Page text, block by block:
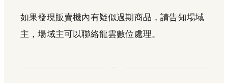
如果發現販賣機內有疑似過期商品，請告知場域
主，場域主可以聯絡龍雲數位處理。